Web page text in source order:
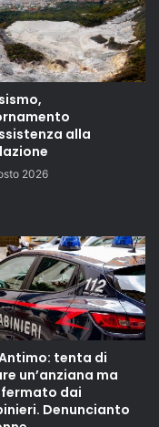
alla
2026
tenta di
un’anziana ma
fermato dai
Denuncianto